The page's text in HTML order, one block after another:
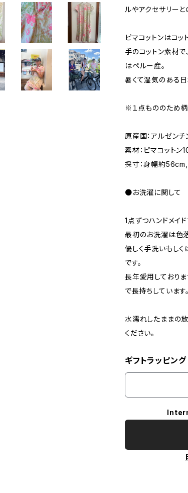
ルやアクセサリーと
ピマコットンはコ
手のコットン素材で
はペルー産。
暑くて湿気のある
※１点もののため柄
原産国：アルゼンチ
素材：ピマコットン
採寸：身幅約
●お洗濯に関して
1点ずつハンドメイ
最初のお洗濯は色
優しく手洗いもし
です。
長年愛用しており
で長持ちしています。
水濡れしたままの
ください。
ギフトラッピング